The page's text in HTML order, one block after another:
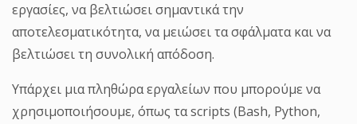
εργασίες, να βελτιώσει σημαντικά την
αποτελεσματικότητα, να μειώσει τα σφάλματα και να
βελτιώσει τη συνολική απόδοση.
Υπάρχει μια πληθώρα εργαλείων που μπορούμε να
χρησιμοποιήσουμε, όπως τα scripts (Bash, Python,